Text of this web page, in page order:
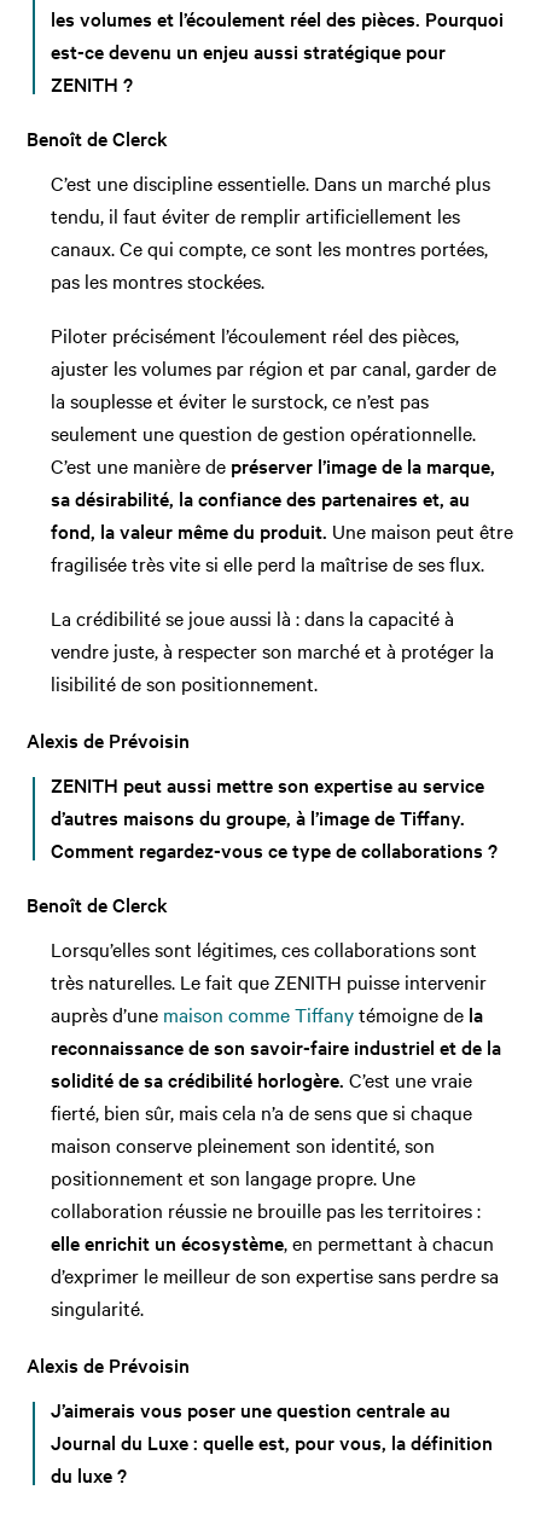
les volumes et l’écoulement réel des pièces. Pourquoi
est-ce devenu un enjeu aussi stratégique pour
ZENITH ?
Benoît de Clerck
C’est une discipline essentielle. Dans un marché plus
tendu, il faut éviter de remplir artificiellement les
canaux. Ce qui compte, ce sont les montres portées,
pas les montres stockées.
Piloter précisément l’écoulement réel des pièces,
ajuster les volumes par région et par canal, garder de
la souplesse et éviter le surstock, ce n’est pas
seulement une question de gestion opérationnelle.
C’est une manière de préserver l’image de la marque,
sa désirabilité, la confiance des partenaires et, au
fond, la valeur même du produit. Une maison peut être
fragilisée très vite si elle perd la maîtrise de ses flux.
La crédibilité se joue aussi là : dans la capacité à
vendre juste, à respecter son marché et à protéger la
lisibilité de son positionnement.
Alexis de Prévoisin
ZENITH peut aussi mettre son expertise au service
d’autres maisons du groupe, à l’image de Tiffany.
Comment regardez-vous ce type de collaborations ?
Benoît de Clerck
Lorsqu’elles sont légitimes, ces collaborations sont
très naturelles. Le fait que ZENITH puisse intervenir
auprès d’une maison comme Tiffanytémoigne de la
reconnaissance de son savoir-faire industriel et de la
solidité de sa crédibilité horlogère. C’est une vraie
fierté, bien sûr, mais cela n’a de sens que si chaque
maison conserve pleinement son identité, son
positionnement et son langage propre. Une
elle enrichit un écosystème, en permettant à chacun
d’exprimer le meilleur de son expertise sans perdre sa
singularité.
Alexis de Prévoisin
J’aimerais vous poser une question centrale au
Journal du Luxe : quelle est, pour vous, la définition
du luxe ?